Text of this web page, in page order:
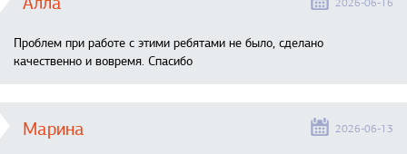
Проблем при работе с этими ребятами не было, сделано
качественно и вовремя. Спасибо
Марина 2026-06-13